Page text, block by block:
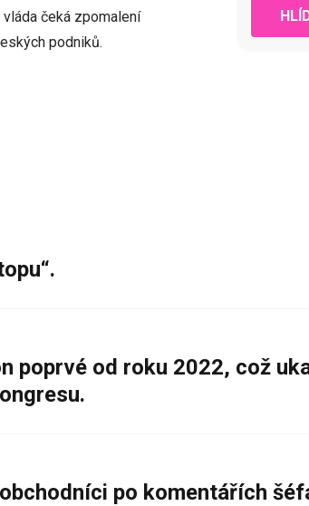
čeká zpomalení
podniků.
poprvé od roku 2022, což
po komentářích